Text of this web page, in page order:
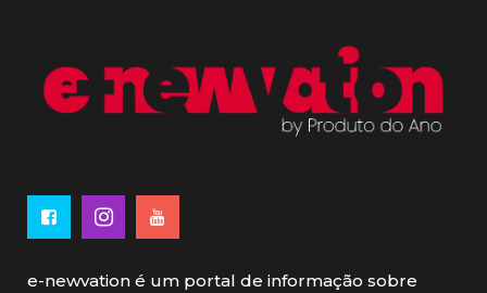
e-newvation é um portal de informação sobre